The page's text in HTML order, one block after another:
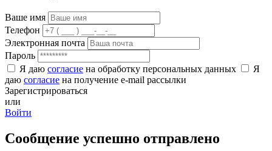
Ваше имя
Телефон
Электронная почта
Пароль
Я даю согласие на обработку персональных данных
Я
даю согласие на получение e-mail рассылки
Зарегистрироваться
или
Войти
Сообщение успешно отправлено